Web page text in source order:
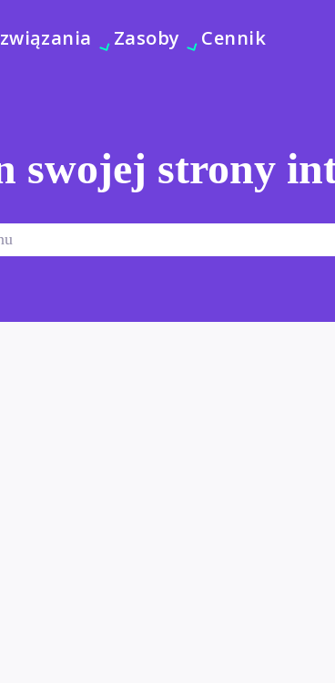
Zasoby Cennik
swojej strony